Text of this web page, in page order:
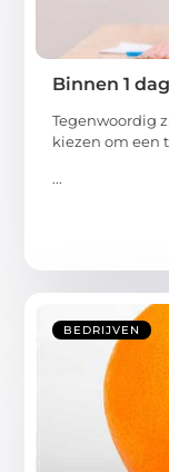
Binnen 1
Tegenwoordig
kiezen om een
...
BEDRIJVEN